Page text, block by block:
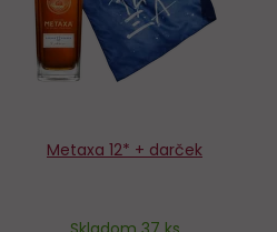
Metaxa 12* + darček